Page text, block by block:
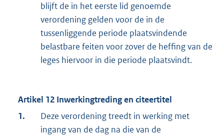
blijft de in het eerste lid genoemde
verordening gelden voor de in de
tussenliggende periode plaatsvindende
belastbare feiten voor zover de heffing van de
leges hiervoor in die periode plaatsvindt.
Artikel 12 Inwerkingtreding en citeertitel
1.
Deze verordening treedt in werking met
ingang van de dag na die van de